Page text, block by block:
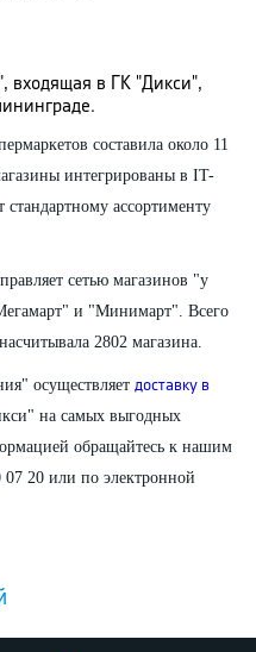
входящая в ГК "Дикси",
составила около 11
интегрированы в IT-
стандартному ассортименту
сетью магазинов "у
и "Минимарт". Всего
2802 магазина.
осуществляет доставку в
на самых выгодных
обращайтесь к нашим
20 или по электронной